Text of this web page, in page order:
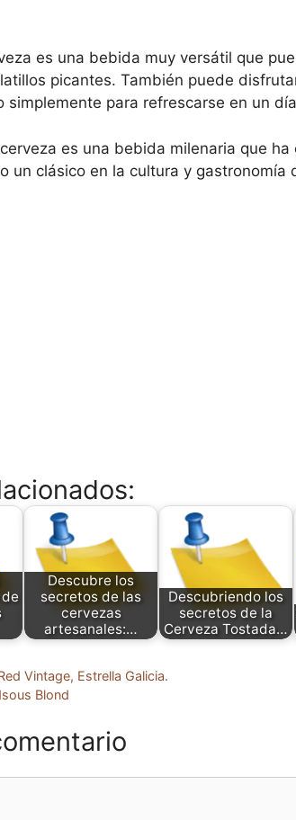
es una bebida muy versátil que
picantes. También puede
simplemente para refrescarse en un
es una bebida milenaria que
un clásico en la cultura y gastronomía
Descubre los
secretos de las
cervezas
artesanales:…
Descubriendo los
secretos de la
Cerveza Tostada…
Vintage, Estrella Galicia.
Blond